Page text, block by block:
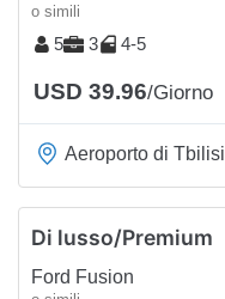
o simili
5 3 4-5
USD 39.96/Giorno
Aeroporto di Tbilisi
Di lusso/Premium
Ford Fusion